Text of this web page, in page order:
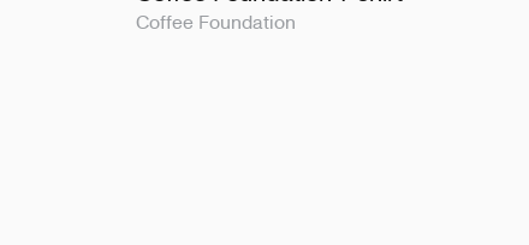
Coffee Foundation